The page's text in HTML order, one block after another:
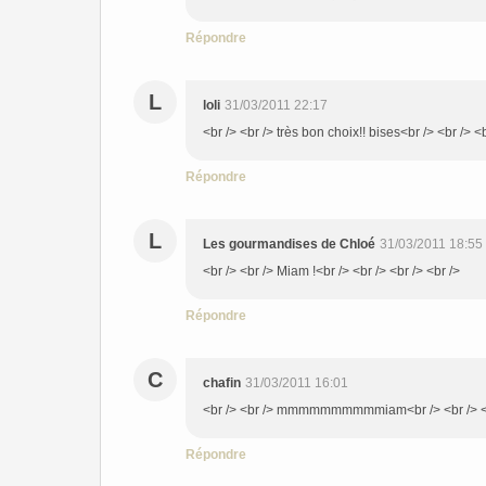
Répondre
L loli 31/03/2011 22:17
<br /> <br /> très bon choix!! bises<br /> <br />
Répondre
L Les gourmandises de Chloé 31/03/2011 18:55
<br /> <br /> Miam !<br /> <br /> <br /> <br />
Répondre
C chafin 31/03/2011 16:01
<br /> <br /> mmmmmmmmmmiam<br /> <br />
Répondre